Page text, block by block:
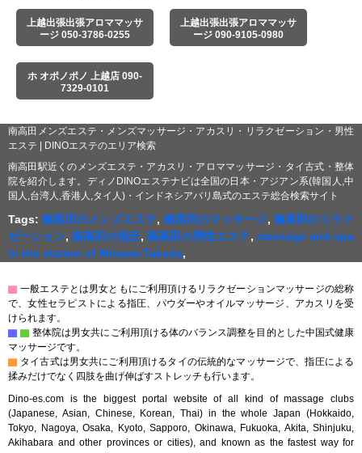
上越出張出張アロママッサ
ージ 050-3786-0255
上越出張出張アロママッサ
ージ 090-9105-0980
ホ オポノポノ 上越店 090-
7329-0101
南高田メンズエステ・メンズマッサージ・アカスリ・リラクゼーション・男性
エステ | DINOエステのエリア検索
南高田駅近くのメンズエステ・アカスリ・アロママッサージ・タイ古式・整体
院を紹介します。ディノDINOエステナビは全国の日本・アジアン系(韓国人,中
国人,台湾人,香港人,タイ人)・インドネシアバリ島式のエステ総合検索サイト
Tags:南高田のメンズエステ, 南高田のマッサージ, 南高田のリラク
ゼーション, 南高田の指圧,南高田の男性エステ, massage and spa
in the station of Minami-Takada,
▇ 一般エステとは男女ともにご利用頂けるリラクゼーションマッサージの総称
で、女性セラピストによる指圧、パウダーやオイルマッサージ、アカスリを受
けられます。
▇ ▇ 整体院は男女共にご利用頂ける体のバランス調整を目的とした中国式健康
マッサージです。
▇ タイ古式は男女共にご利用頂けるタイの伝統的なマッサージで、指圧による
揉みだけでなく四肢を曲げ伸ばすストレッチも行います。
Dino-es.com is the biggest portal website of all kind of massage clubs
(Japanese, Asian, Chinese, Korean, Thai) in the whole Japan (Hokkaido,
Tokyo, Nagoya, Osaka, Kyoto, Sapporo, Okinawa, Fukuoka, Akita, Shinjuku,
Akihabara and other provinces or cities), and known as the fastest way for